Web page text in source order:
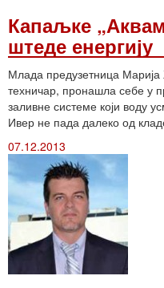
Капаљке
штеде енергију
Млада предузетница
техничар, пронашла себе у
заливне системе који воду
Ивер не пада далеко од
07.12.2013